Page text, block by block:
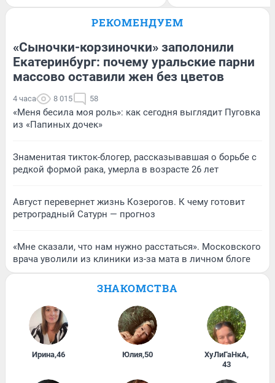
РЕКОМЕНДУЕМ
«Сыночки-корзиночки» заполонили
Екатеринбург: почему уральские парни
массово оставили жен без цветов
4 часа 8 015 58
«Меня бесила моя роль»: как сегодня выглядит Пуговка
из «Папиных дочек»
Знаменитая тикток-блогер, рассказывавшая о борьбе с
редкой формой рака, умерла в возрасте 26 лет
Август перевернет жизнь Козерогов. К чему готовит
ретроградный Сатурн — прогноз
«Мне сказали, что нам нужно расстаться». Московского
врача уволили из клиники из-за мата в личном блоге
ЗНАКОМСТВА
Ирина,46 Юлия,50 ХуЛиГаНкА,
43